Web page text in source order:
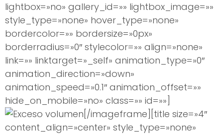
lightbox=»no» gallery_id=»» lightbox_image=»»
style_type=»none» hover_type=»none»
bordercolor=»» bordersize=»0px»
borderradius=»0″ stylecolor=»» align=»none»
link=»» linktarget=»_self» animation_type=»0″
animation_direction=»down»
animation_speed=»0.1″ animation_offset=»»
hide_on_mobile=»no» class=»» id=»»]
[/imageframe][title size=»4″
content_align=»center» style_type=»none»